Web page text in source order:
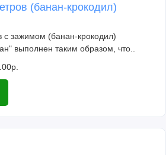
(банан-крокодил)
с зажимом (банан-крокодил)
выполнен таким образом, что..